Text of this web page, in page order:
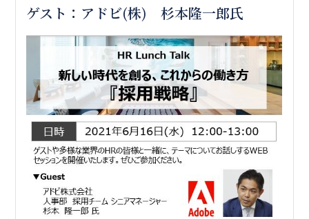
ゲスト：アドビ(株) 杉本隆一郎氏